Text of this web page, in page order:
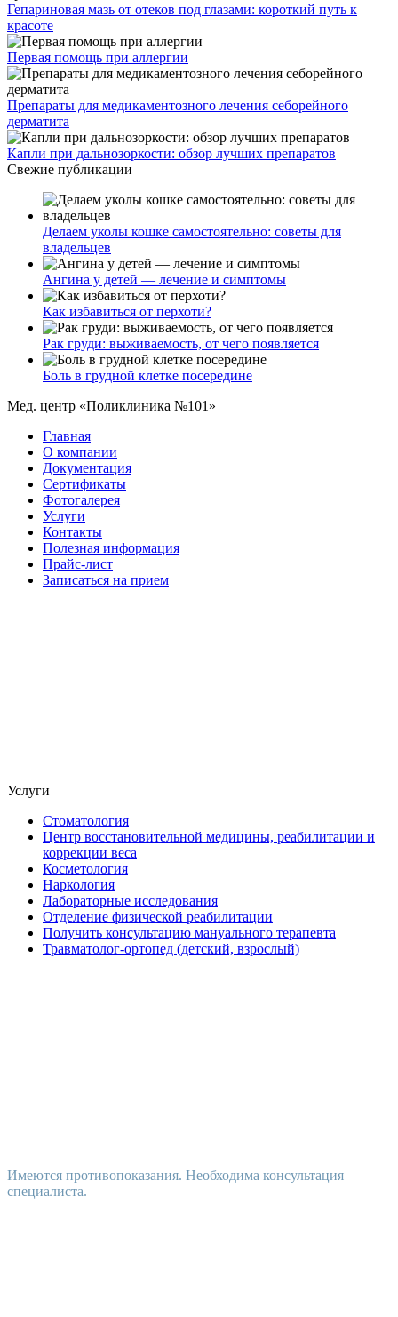
Гепариновая мазь от отеков под глазами: короткий путь к
красоте
Первая помощь при аллергии
Препараты для медикаментозного лечения себорейного
дерматита
Капли при дальнозоркости: обзор лучших препаратов
Свежие публикации
Делаем уколы кошке самостоятельно: советы для
владельцев
Ангина у детей — лечение и симптомы
Как избавиться от перхоти?
Рак груди: выживаемость, от чего появляется
Боль в грудной клетке посередине
Мед. центр «Поликлиника №101»
Главная
О компании
Документация
Сертификаты
Фотогалерея
Услуги
Контакты
Полезная информация
Прайс-лист
Записаться на прием
Услуги
Стоматология
Центр восстановительной медицины, реабилитации и
коррекции веса
Косметология
Наркология
Лабораторные исследования
Отделение физической реабилитации
Получить консультацию мануального терапевта
Травматолог-ортопед (детский, взрослый)
Имеются противопоказания. Необходима консультация
специалиста.